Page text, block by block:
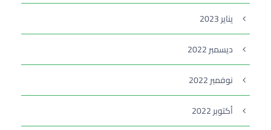
يناير 2023
ديسمبر 2022
نوفمبر 2022
أكتوبر 2022